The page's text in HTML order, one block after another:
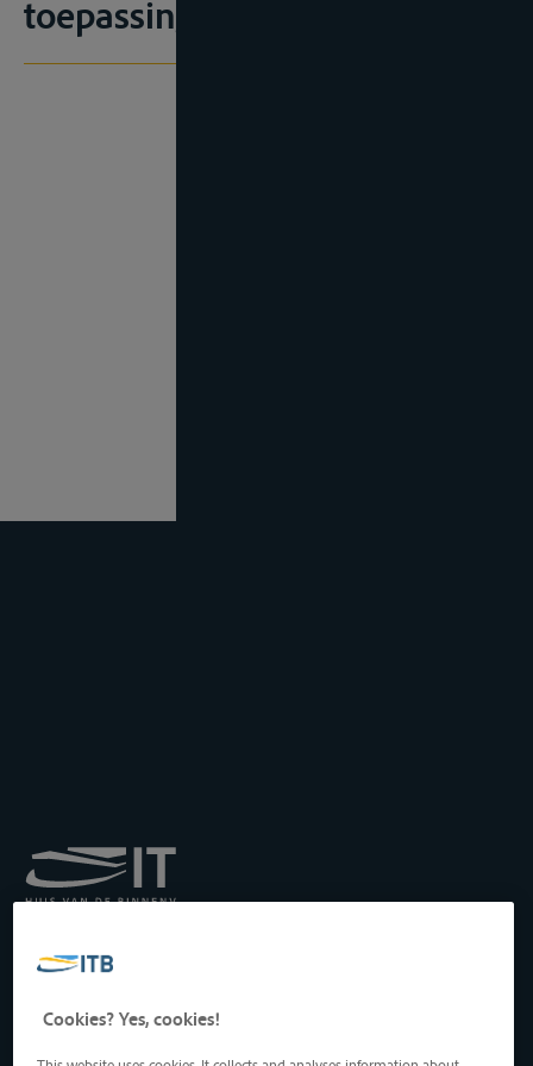
toepassing?
het Transport langs de
Drukpersstraat 19
1000 Brussel, België
Tel: +32 2 217 09 67
Cookies? Yes, cookies!